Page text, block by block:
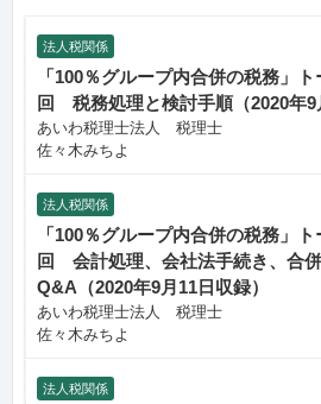
法人税関係
「100％グループ内合併の税務」
回 税務処理と検討手順（2020年9
あいわ税理士法人 税理士
佐々木みちよ
法人税関係
「100％グループ内合併の税務」
回 会計処理、会社法手続き、合
Q&A（2020年9月11日収録）
あいわ税理士法人 税理士
佐々木みちよ
法人税関係